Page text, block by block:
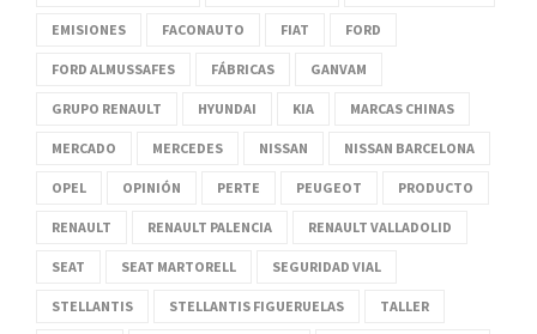
EMISIONES FACONAUTO FIAT FORD
FORD ALMUSSAFES FÁBRICAS GANVAM
GRUPO RENAULT HYUNDAI KIA MARCAS CHINAS
MERCADO MERCEDES NISSAN NISSAN BARCELONA
OPEL OPINIÓN PERTE PEUGEOT PRODUCTO
RENAULT RENAULT PALENCIA RENAULT VALLADOLID
SEAT SEAT MARTORELL SEGURIDAD VIAL
STELLANTIS STELLANTIS FIGUERUELAS TALLER